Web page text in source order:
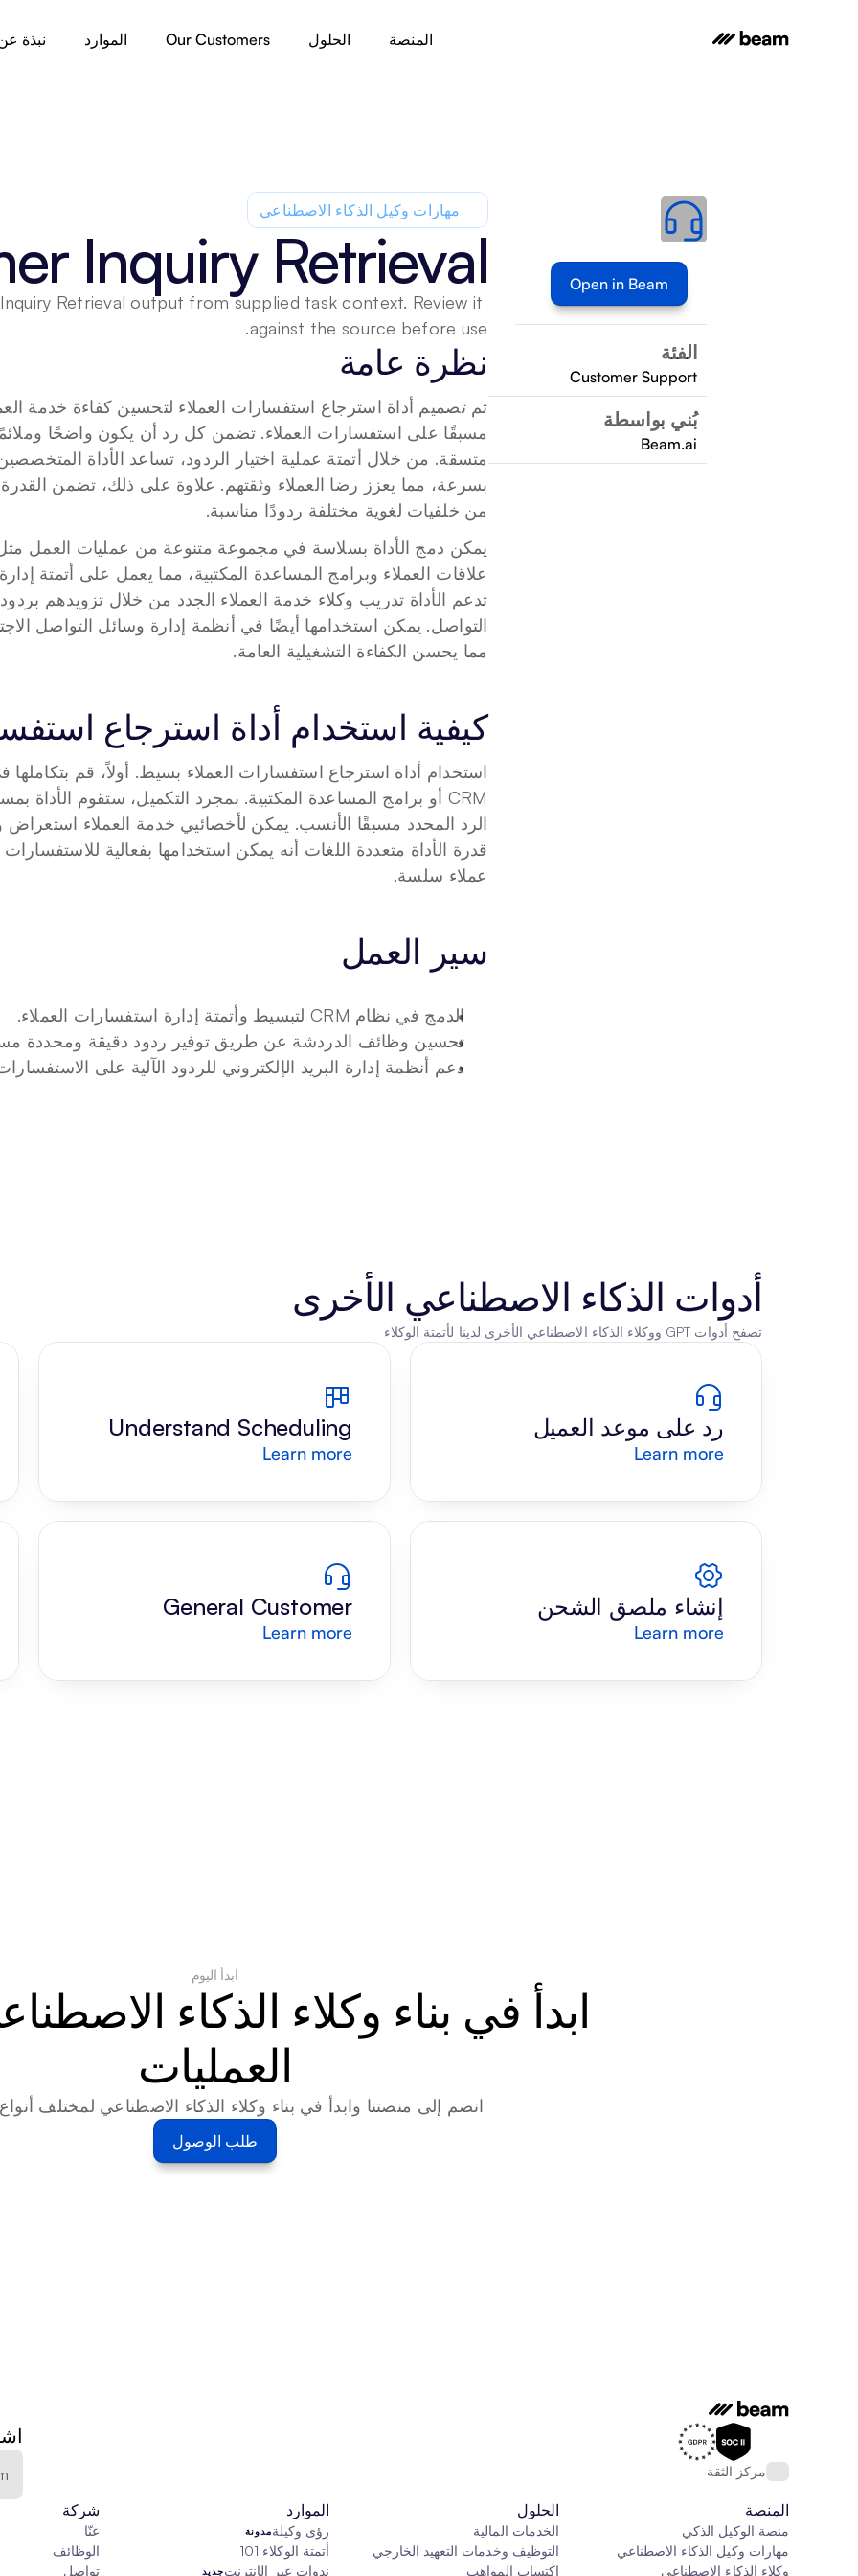
المنصة الحلول Our Customers الموارد نبذة
Open in Beam
الفئة
Customer Support
بُني بواسطة
Beam.ai
مهارات وكيل الذكاء الاصطناعي
Inquiry Retrieval
Retrieval output from supplied task context. Review it
against the source before use.
نظرة عامة
من خلفيات لغوية مختلفة ردودًا مناسبة.
مما يحسن الكفاءة التشغيلية العامة.
كيفية استخدام أداة استرجاع
عملاء سلسة.
سير العمل
الدمج في نظام CRM لتبسيط وأتمتة إدارة استفسارات العملاء.
تحسين وظائف الدردشة عن طريق توفير ردود دقيقة ومحددة
دعم أنظمة إدارة البريد الإلكتروني للردود الآلية على
أدوات الذكاء الاصطناعي الأخرى
تصفح أدوات GPT ووكلاء الذكاء الاصطناعي الأخرى لدينا لأتمتة الوكلاء
رد على موعد العميل
Learn more
Request
Learn more
إنشاء ملصق الشحن
Learn more
Support
Learn more
ابدأ اليوم
العمليات
انضم إلى منصتنا وابدأ في بناء وكلاء الذكاء الاصطناعي لمختلف أنواع
طلب الوصول
مركز الثقة
المنصة
منصة الوكيل الذكي
مهارات وكيل الذكاء الاصطناعي
وكلاء الذكاء الاصطناعي
الحلول
الخدمات المالية
التوظيف وخدمات التعهيد الخارجي
اكتساب المواهب
الموارد
رؤى وكيلةمدونة
أتمتة الوكلاء 101
ندوات عبر الإنترنتجديد
شركة
عنّا
الوظائف
تواصل